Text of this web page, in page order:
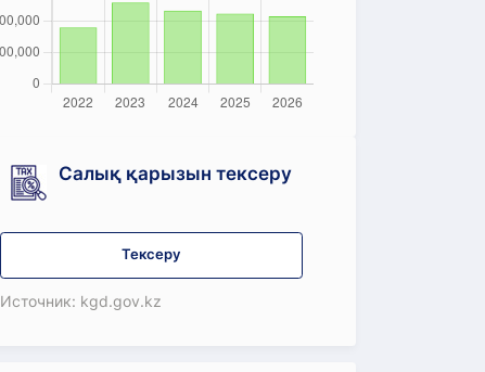
Салық қарызын тексеру
Тексеру
Источник: kgd.gov.kz